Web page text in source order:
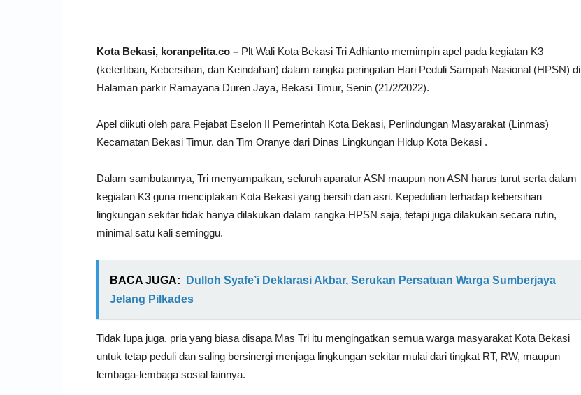
Kota Bekasi, koranpelita.co – Plt Wali Kota Bekasi Tri Adhianto memimpin apel pada kegiatan K3
(ketertiban, Kebersihan, dan Keindahan) dalam rangka peringatan Hari Peduli Sampah Nasional (HPSN) di
Halaman parkir Ramayana Duren Jaya, Bekasi Timur, Senin (21/2/2022).
Apel diikuti oleh para Pejabat Eselon II Pemerintah Kota Bekasi, Perlindungan Masyarakat (Linmas)
Kecamatan Bekasi Timur, dan Tim Oranye dari Dinas Lingkungan Hidup Kota Bekasi .
Dalam sambutannya, Tri menyampaikan, seluruh aparatur ASN maupun non ASN harus turut serta dalam
kegiatan K3 guna menciptakan Kota Bekasi yang bersih dan asri. Kepedulian terhadap kebersihan
lingkungan sekitar tidak hanya dilakukan dalam rangka HPSN saja, tetapi juga dilakukan secara rutin,
minimal satu kali seminggu.
BACA JUGA:
Dulloh Syafe’i Deklarasi Akbar, Serukan Persatuan Warga Sumberjaya
Jelang Pilkades
Tidak lupa juga, pria yang biasa disapa Mas Tri itu mengingatkan semua warga masyarakat Kota Bekasi
untuk tetap peduli dan saling bersinergi menjaga lingkungan sekitar mulai dari tingkat RT, RW, maupun
lembaga-lembaga sosial lainnya.